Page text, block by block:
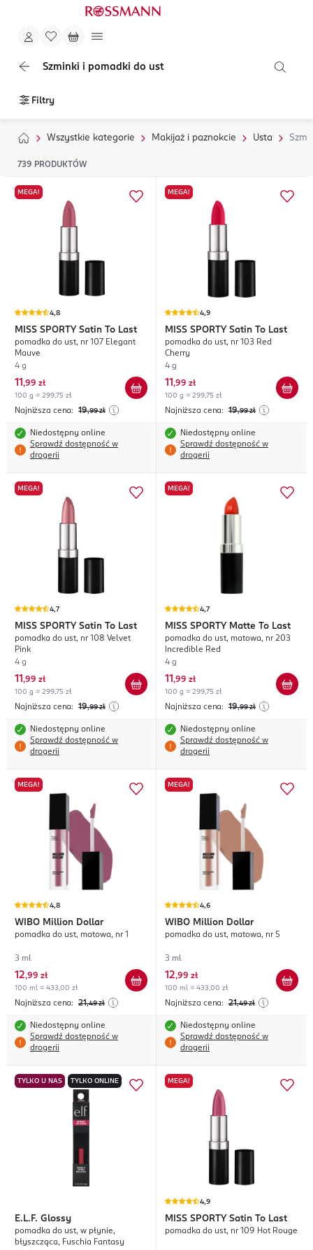
Szminki i pomadki do ust
Filtry
Wszystkie kategorie Makijaż i paznokcie Usta
739 PRODUKTÓW
MEGA!
4,8
MISS SPORTY Satin To Last
pomadka do ust, nr 107 Elegant
Mauve
4 g
11 ,99 zł
100 g = 299,75 zł
Najniższa cena: 19,99 zł
Niedostępny online
Sprawdź dostępność w
drogerii
MEGA!
4,9
MISS SPORTY Satin To Last
pomadka do ust, nr 103 Red
Cherry
4 g
11 ,99 zł
100 g = 299,75 zł
Najniższa cena: 19,99 zł
Niedostępny online
Sprawdź dostępność w
drogerii
MEGA!
4,7
MISS SPORTY Satin To Last
pomadka do ust, nr 108 Velvet
Pink
4 g
11 ,99 zł
100 g = 299,75 zł
Najniższa cena: 19,99 zł
Niedostępny online
Sprawdź dostępność w
drogerii
MEGA!
4,7
MISS SPORTY Matte To Last
pomadka do ust, matowa, nr 203
Incredible Red
4 g
11 ,99 zł
100 g = 299,75 zł
Najniższa cena: 19,99 zł
Niedostępny online
Sprawdź dostępność w
drogerii
MEGA!
4,8
WIBO Million Dollar
pomadka do ust, matowa, nr 1
3 ml
12,99 zł
100 ml = 433,00 zł
Najniższa cena: 21,49 zł
Niedostępny online
Sprawdź dostępność w
drogerii
MEGA!
4,6
WIBO Million Dollar
pomadka do ust, matowa, nr 5
3 ml
12,99 zł
100 ml = 433,00 zł
Najniższa cena: 21,49 zł
Niedostępny online
Sprawdź dostępność w
drogerii
TYLKO U NAS TYLKO ONLINE
E.L.F. Glossy
pomadka do ust, w płynie,
błyszcząca, Fuschia Fantasy
MEGA!
4,9
MISS SPORTY Satin To Last
pomadka do ust, nr 109 Hot Rouge